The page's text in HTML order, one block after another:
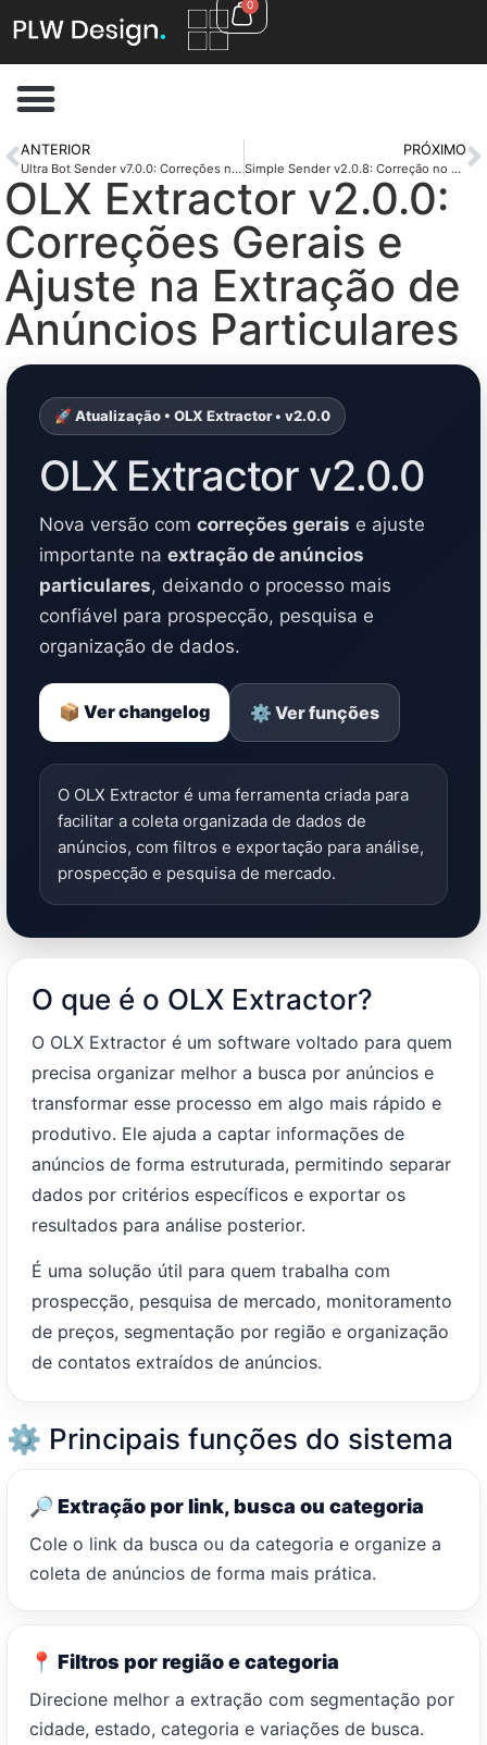
0
ANTERIOR
Ultra Bot Sender v7.0.0: Correções nos Disparos, API Atualizada e Importação de Contatos de Grupos
PRÓXIMO
Simple Sender v2.0.8: Correção no Carregamento de Contas e Envio Alternado Otimizado
OLX Extractor v2.0.0:
Correções Gerais e
Ajuste na Extração de
Anúncios Particulares
🚀 Atualização • OLX Extractor • v2.0.0
OLX Extractor v2.0.0
Nova versão com correções gerais e ajuste
importante na extração de anúncios
particulares, deixando o processo mais
confiável para prospecção, pesquisa e
organização de dados.
📦 Ver changelog ⚙️ Ver funções
O OLX Extractor é uma ferramenta criada para
facilitar a coleta organizada de dados de
anúncios, com filtros e exportação para análise,
prospecção e pesquisa de mercado.
O que é o OLX Extractor?
O OLX Extractor é um software voltado para quem
precisa organizar melhor a busca por anúncios e
transformar esse processo em algo mais rápido e
produtivo. Ele ajuda a captar informações de
anúncios de forma estruturada, permitindo separar
dados por critérios específicos e exportar os
resultados para análise posterior.
É uma solução útil para quem trabalha com
prospecção, pesquisa de mercado, monitoramento
de preços, segmentação por região e organização
de contatos extraídos de anúncios.
⚙️ Principais funções do sistema
🔎 Extração por link, busca ou categoria
Cole o link da busca ou da categoria e organize a
coleta de anúncios de forma mais prática.
📍 Filtros por região e categoria
Direcione melhor a extração com segmentação por
cidade, estado, categoria e variações de busca.